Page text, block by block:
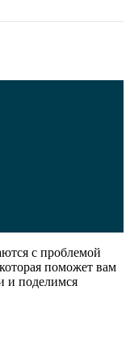
с проблемой
поможет вам
и поделимся